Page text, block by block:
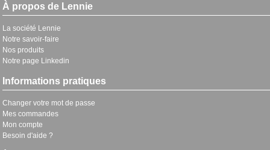
À propos de Lennie
La société Lennie
Notre savoir-faire
Nos produits
Notre page Linkedin
Informations pratiques
Changer votre mot de passe
Mes commandes
Mon compte
Besoin d'aide ?